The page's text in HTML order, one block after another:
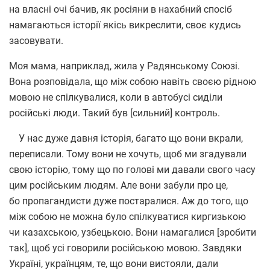
на власні очі бачив, як росіяни в нахабний спосіб
намагаються історії якісь викреслити, своє кудись
засовувати.
Моя мама, наприклад, жила у Радянському Союзі.
Вона розповідала, що між собою навіть своєю рідною
мовою не спілкувалися, коли в автобусі сиділи
російські люди. Такий був [сильний] контроль.
У нас дуже давня історія, багато що вони вкрали,
переписали. Тому вони не хочуть, щоб ми згадували
свою історію, тому що по голові ми давали свого часу
цим російським людям. Але вони забули про це,
бо пропагандисти дуже постаралися. Аж до того, що
між собою не можна було спілкуватися киргизькою
чи казахською, узбецькою. Вони намагалися [зробити
так], щоб усі говорили російською мовою. Завдяки
Україні, українцям, те, що вони вистояли, дали